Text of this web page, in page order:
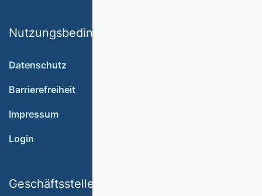
Nutzungsbedingungen
Datenschutz
Barrierefreiheit
Impressum
Login
Geschäftsstelle